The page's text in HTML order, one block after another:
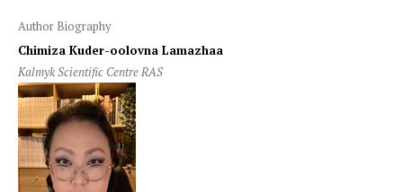
Author Biography
Chimiza Kuder-oolovna Lamazhaa
Kalmyk Scientific Centre RAS